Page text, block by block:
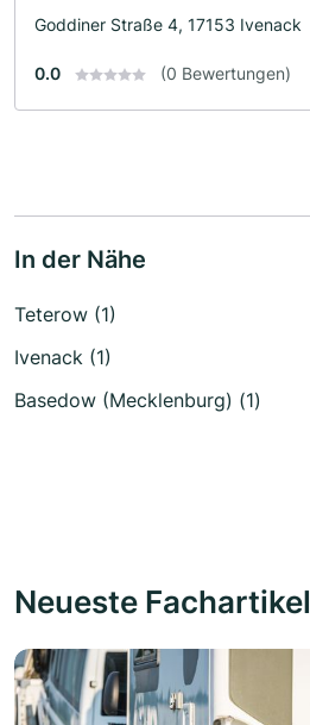
Goddiner Straße 4, 17153 Ivenack
0.0 (0 Bewertungen)
In der Nähe
Teterow (1)
Ivenack (1)
Basedow (Mecklenburg) (1)
Neueste Fachartikel